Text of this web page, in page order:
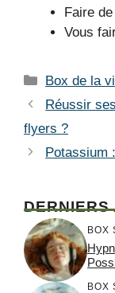
Faire
Vous
Catégories
Box de la
Réussir
flyers ?
Potassium
DERNIERS
BOX
BOX